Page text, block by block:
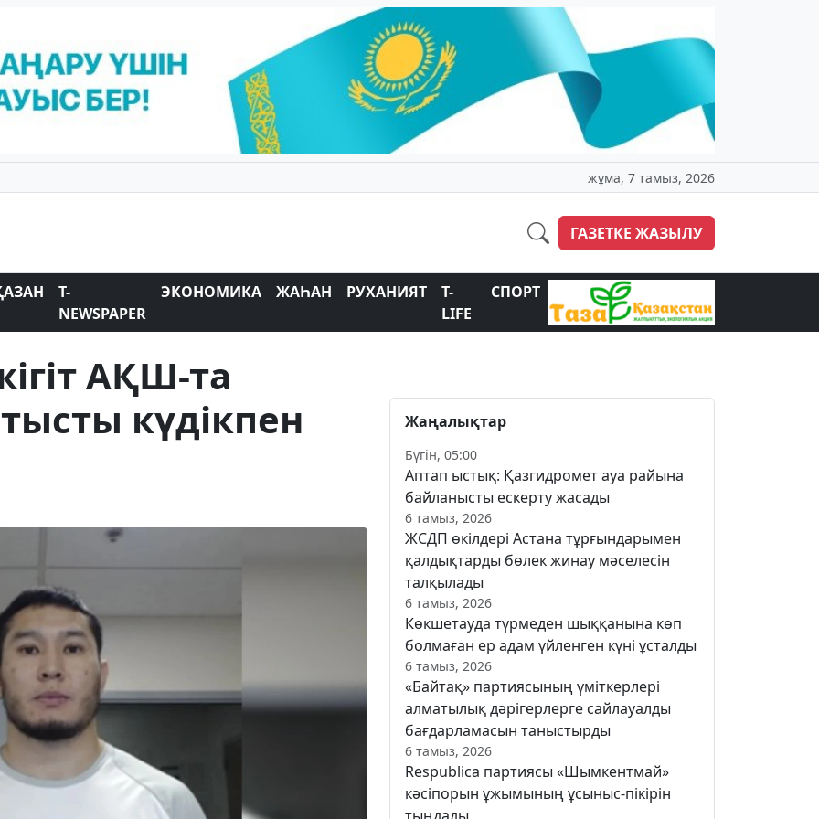
жұма, 7 тамыз, 2026
ГАЗЕТКЕ ЖАЗЫЛУ
T-
NEWSPAPER
ЭКОНОМИКА ЖАҺАН РУХАНИЯТ
T-
LIFE
СПОРТ
АҚШ-та
күдікпен
Жаңалықтар
Бүгін, 05:00
Аптап ыстық: Қазгидромет ауа райына
байланысты ескерту жасады
6 тамыз, 2026
ЖСДП өкілдері Астана тұрғындарымен
қалдықтарды бөлек жинау мәселесін
талқылады
6 тамыз, 2026
Көкшетауда түрмеден шыққанына көп
болмаған ер адам үйленген күні ұсталды
6 тамыз, 2026
«Байтақ» партиясының үміткерлері
алматылық дәрігерлерге сайлауалды
бағдарламасын таныстырды
6 тамыз, 2026
Respublica партиясы «Шымкентмай»
кәсіпорын ұжымының ұсыныс-пікірін